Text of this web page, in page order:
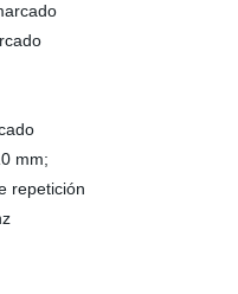
mm;
repetición